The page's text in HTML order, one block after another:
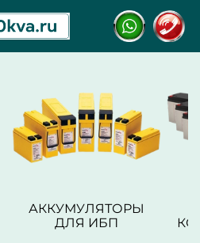
АККУМУЛЯТОРЫ
ДЛЯ ИБП